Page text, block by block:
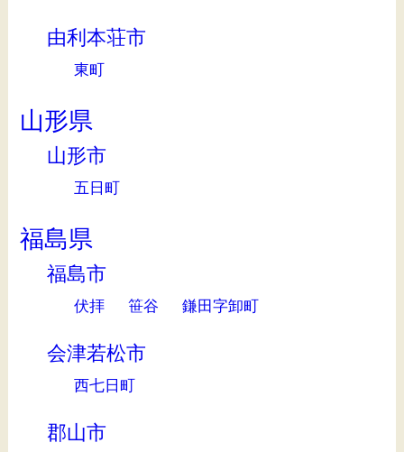
由利本荘市
東町
山形県
山形市
五日町
福島県
福島市
伏拝 笹谷 鎌田字卸町
会津若松市
西七日町
郡山市